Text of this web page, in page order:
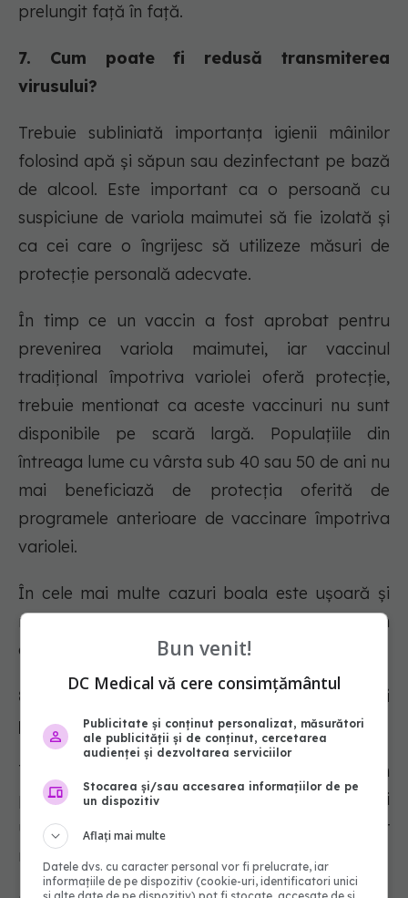
prelungit față în față.
7. Cum poate fi redusă transmiterea
virusului?
Trebuie subliniată importanța igienii mâinilor
folosind apă și săpun sau dezinfectant pe bază
de alcool. Este important ca o persoană cu
suspiciune de variola maimutei să fie izolată și
ca cei care o îngrijesc să utilizeze măsuri de
protecție personală adecvate.
În timp ce un vaccin a fost aprobat pentru
prevenirea variola maimutei, iar vaccinul
tradițional împotriva variolei oferă protecție,
trebuie mentionat ca aceste vaccinuri nu sunt
disponibile pe scară largă. Populațiile din
întreaga lume cu vârsta sub 40 sau 50 de ani nu
mai beneficiază de protecția oferită de
programele anterioare de vaccinare împotriva
variolei.
În cele mai multe cazuri boala este ușoară și
majoritatea oamenilor se recuperează în termen
de câteva săptămâni, fără tratament.
8. Cât de gravă este variola maimutei
pentru o persoană infectată?
Tratamentul pentru variola maimutei este în
principal de susținere. Boala este de obicei
ușoară și majoritatea celor infectați se vor
recupera în câteva săptămâni, fără tratament.
Bun venit!
DC Medical vă cere consimțământul
Publicitate și conținut personalizat, măsurători
ale publicității și de conținut, cercetarea
audienței și dezvoltarea serviciilor
Stocarea și/sau accesarea informațiilor de pe
un dispozitiv
Aflați mai multe
Datele dvs. cu caracter personal vor fi prelucrate, iar
informațiile de pe dispozitiv (cookie-uri, identificatori unici